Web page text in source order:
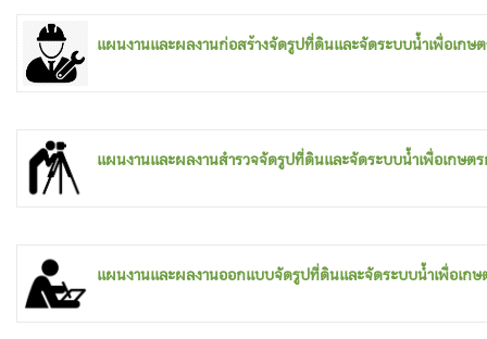
แผนงานและผลงานก่อสร้างจัดรูปที่ดินและจัดระบบน้ำเพื่อเกษ
แผนงานและผลงานสำรวจจัดรูปที่ดินและจัดระบบน้ำเพื่อเกษต
แผนงานและผลงานออกแบบจัดรูปที่ดินและจัดระบบน้ำเพื่อเก